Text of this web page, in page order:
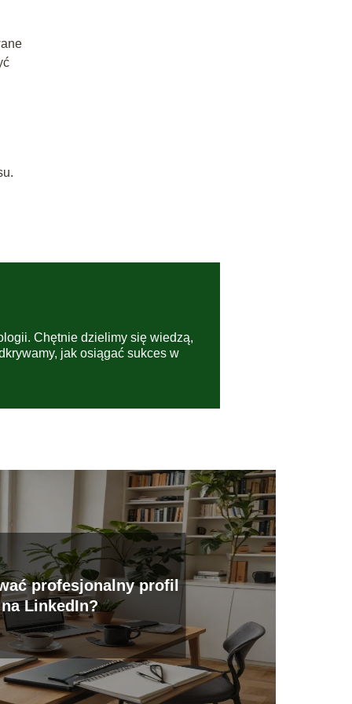
Chętnie dzielimy się wiedzą,
jak osiągać sukces w
profesjonalny profil
na LinkedIn?